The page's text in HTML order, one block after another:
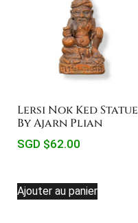
Lersi Nok Ked Statue
By Ajarn Plian
SGD $62.00
Ajouter au panier